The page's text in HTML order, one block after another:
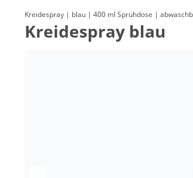
Kreidespray | blau | 400 ml Sprühdose |
Kreidespray blau